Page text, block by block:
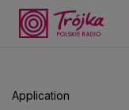
Application
aby
odtwarzać.